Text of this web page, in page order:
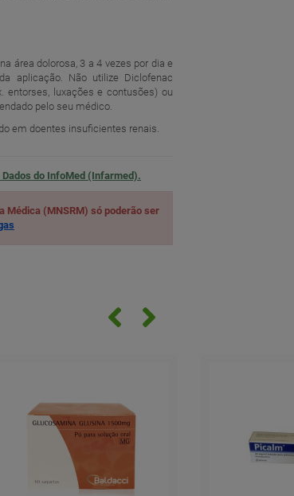
área dolorosa, 3 a 4 vezes por dia e
aplicação. Não utilize Diclofenac
luxações e contusões) ou
pelo seu médico.
em doentes insuficientes renais.
Dados do InfoMed (Infarmed).
Médica (MNSRM) só poderão ser